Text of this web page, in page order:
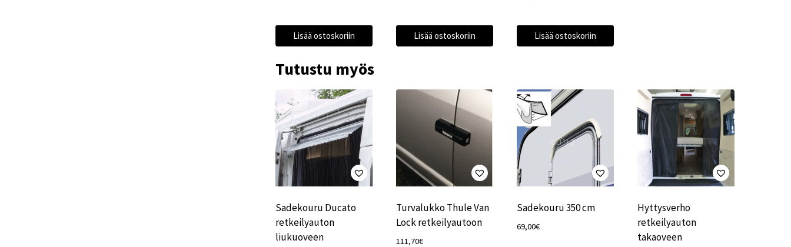
Lisää ostoskoriin Lisää ostoskoriin Lisää ostoskoriin
Tutustu myös
Sadekouru Ducato
retkeilyauton
liukuoveen
Turvalukko Thule Van
Lock retkeilyautoon
111,70€
Sadekouru 350 cm
69,00€
Hyttysverho
retkeilyauton
takaoveen